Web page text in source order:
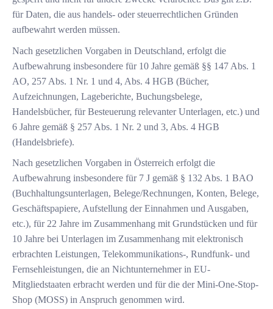
für Daten, die aus handels- oder steuerrechtlichen Gründen
aufbewahrt werden müssen.
Nach gesetzlichen Vorgaben in Deutschland, erfolgt die
Aufbewahrung insbesondere für 10 Jahre gemäß §§ 147 Abs. 1
AO, 257 Abs. 1 Nr. 1 und 4, Abs. 4 HGB (Bücher,
Aufzeichnungen, Lageberichte, Buchungsbelege,
Handelsbücher, für Besteuerung relevanter Unterlagen, etc.) und
6 Jahre gemäß § 257 Abs. 1 Nr. 2 und 3, Abs. 4 HGB
(Handelsbriefe).
Nach gesetzlichen Vorgaben in Österreich erfolgt die
Aufbewahrung insbesondere für 7 J gemäß § 132 Abs. 1 BAO
(Buchhaltungsunterlagen, Belege/Rechnungen, Konten, Belege,
Geschäftspapiere, Aufstellung der Einnahmen und Ausgaben,
etc.), für 22 Jahre im Zusammenhang mit Grundstücken und für
10 Jahre bei Unterlagen im Zusammenhang mit elektronisch
erbrachten Leistungen, Telekommunikations-, Rundfunk- und
Fernsehleistungen, die an Nichtunternehmer in EU-
Mitgliedstaaten erbracht werden und für die der Mini-One-Stop-
Shop (MOSS) in Anspruch genommen wird.